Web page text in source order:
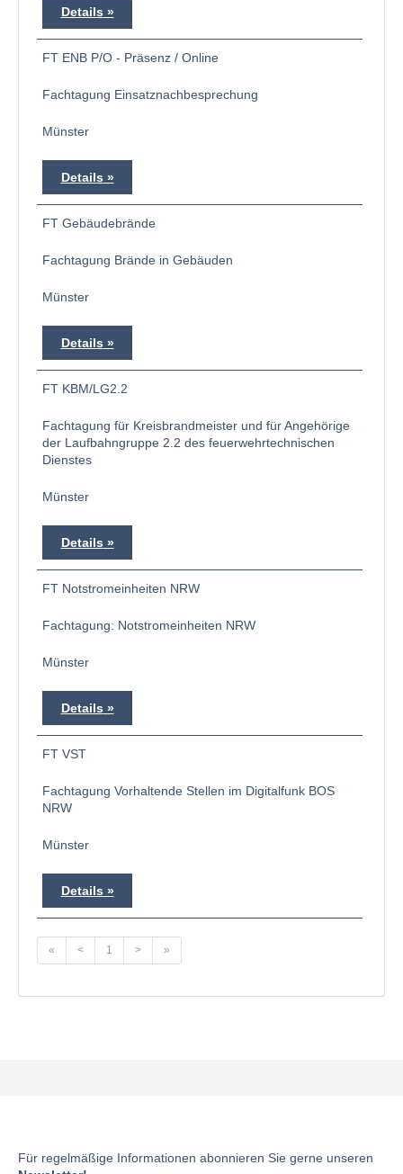
Details
FT ENB P/O - Präsenz / Online
Fachtagung Einsatznachbesprechung
Münster
Details
FT Gebäudebrände
Fachtagung Brände in Gebäuden
Münster
Details
FT KBM/LG2.2
Fachtagung für Kreisbrandmeister und für Angehörige
der Laufbahngruppe 2.2 des feuerwehrtechnischen
Dienstes
Münster
Details
FT Notstromeinheiten NRW
Fachtagung: Notstromeinheiten NRW
Münster
Details
FT VST
Fachtagung Vorhaltende Stellen im Digitalfunk BOS
NRW
Münster
Details
« < 1 > »
Für regelmäßige Informationen abonnieren Sie gerne unseren